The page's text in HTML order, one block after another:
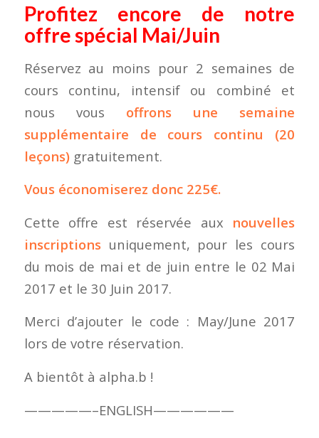
Profitez encore de notre
offre spécial Mai/Juin
Réservez au moins pour 2 semaines de
cours continu, intensif ou combiné et
nous vous offrons une semaine
supplémentaire de cours continu (20
leçons) gratuitement.
Vous économiserez donc 225€.
Cette offre est réservée aux nouvelles
inscriptionsuniquement, pour les cours
du mois de mai et de juin entre le 02 Mai
2017 et le 30 Juin 2017.
Merci d’ajouter le code : May/June 2017
lors de votre réservation.
A bientôt à alpha.b !
—————–ENGLISH——————